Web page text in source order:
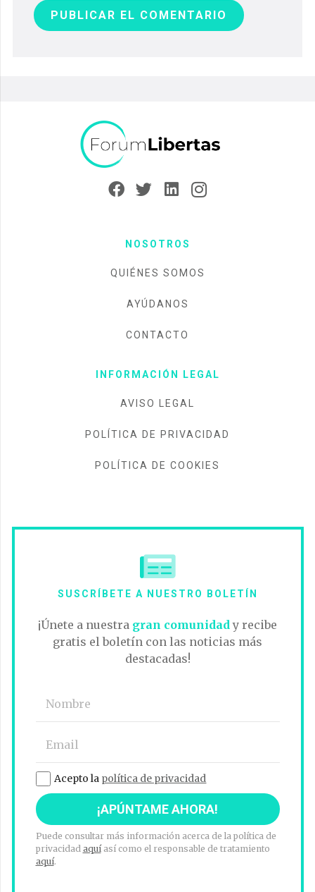
PUBLICAR EL COMENTARIO
NOSOTROS
QUIÉNES SOMOS
AYÚDANOS
CONTACTO
INFORMACIÓN LEGAL
AVISO LEGAL
POLÍTICA DE PRIVACIDAD
POLÍTICA DE COOKIES
SUSCRÍBETE A NUESTRO BOLETÍN
¡Únete a nuestra gran comunidad y recibe
gratis el boletín con las noticias más
destacadas!
Acepto la política de privacidad
Puede consultar más información acerca de la política de
privacidad aquíasí como el responsable de tratamiento
aquí.